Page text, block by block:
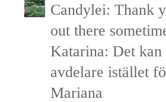
Candylei: Thank
out there
Katarina: Det kan
avdelare istället
Mariana